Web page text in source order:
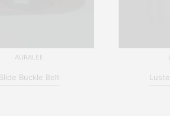
AURALEE
Slide Buckle Belt